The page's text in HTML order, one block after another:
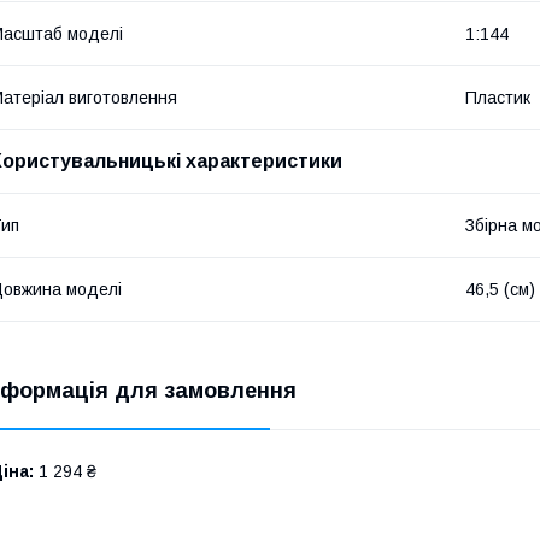
моделі 1:144
виготовлення Пластик
характеристики
Збірна
моделі 46,5 (см)
для замовлення
1 294 ₴